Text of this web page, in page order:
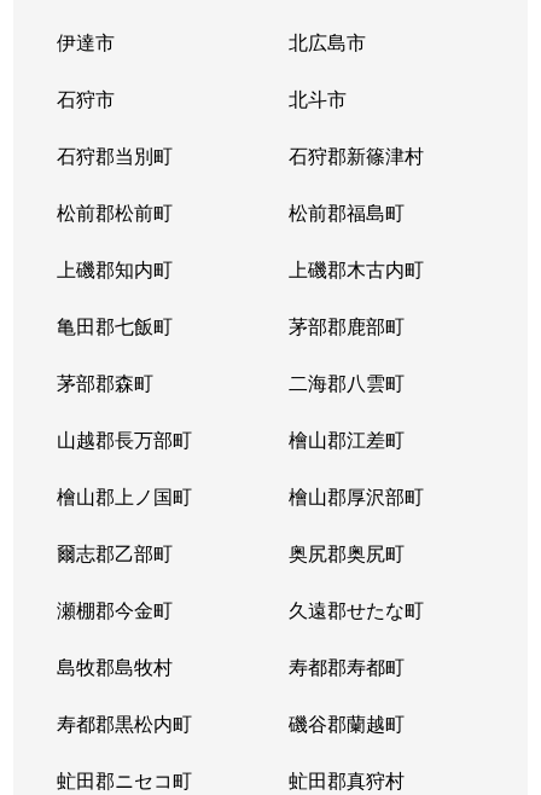
伊達市 北広島市
石狩市 北斗市
石狩郡当別町 石狩郡新篠津村
松前郡松前町 松前郡福島町
上磯郡知内町 上磯郡木古内町
亀田郡七飯町 茅部郡鹿部町
茅部郡森町 二海郡八雲町
山越郡長万部町 檜山郡江差町
檜山郡上ノ国町 檜山郡厚沢部町
爾志郡乙部町 奥尻郡奥尻町
瀬棚郡今金町 久遠郡せたな町
島牧郡島牧村 寿都郡寿都町
寿都郡黒松内町 磯谷郡蘭越町
虻田郡ニセコ町 虻田郡真狩村